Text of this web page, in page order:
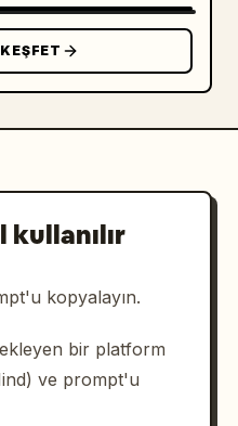
kullanılır
kopyalayın.
bir platform
ve prompt'u